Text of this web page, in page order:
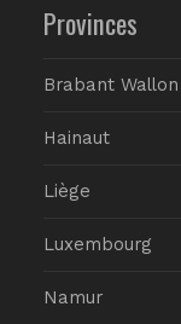
Provinces
Brabant Wallon
Hainaut
Liège
Luxembourg
Namur